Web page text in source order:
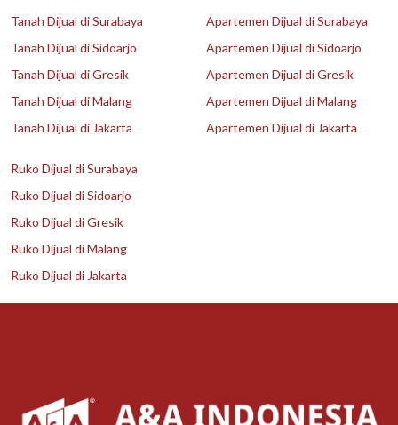
Tanah Dijual di Surabaya
Tanah Dijual di Sidoarjo
Tanah Dijual di Gresik
Tanah Dijual di Malang
Tanah Dijual di Jakarta
Apartemen Dijual di Surabaya
Apartemen Dijual di Sidoarjo
Apartemen Dijual di Gresik
Apartemen Dijual di Malang
Apartemen Dijual di Jakarta
Ruko Dijual di Surabaya
Ruko Dijual di Sidoarjo
Ruko Dijual di Gresik
Ruko Dijual di Malang
Ruko Dijual di Jakarta